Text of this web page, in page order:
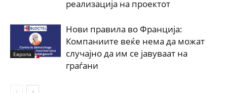
реализација на проектот
Европа
Нови правила во Франција:
Компаниите веќе нема да можат
случајно да им се јавуваат на
граѓани